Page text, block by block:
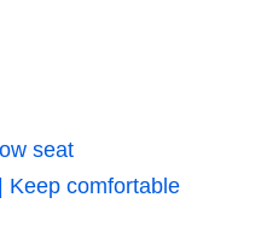
seat
Keep comfortable